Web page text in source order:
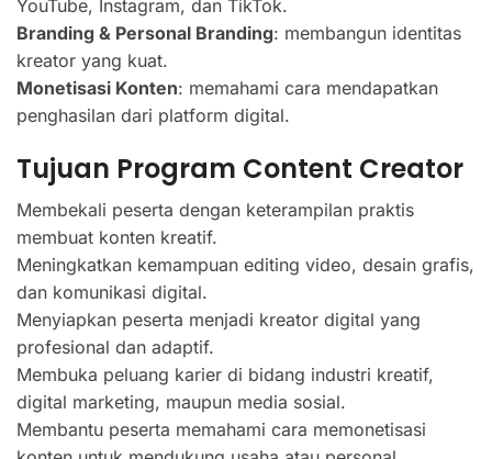
YouTube, Instagram, dan TikTok.
Branding & Personal Branding: membangun identitas
kreator yang kuat.
Monetisasi Konten: memahami cara mendapatkan
penghasilan dari platform digital.
Tujuan Program Content Creator
Membekali peserta dengan keterampilan praktis
membuat konten kreatif.
Meningkatkan kemampuan editing video, desain grafis,
dan komunikasi digital.
Menyiapkan peserta menjadi kreator digital yang
profesional dan adaptif.
Membuka peluang karier di bidang industri kreatif,
digital marketing, maupun media sosial.
Membantu peserta memahami cara memonetisasi